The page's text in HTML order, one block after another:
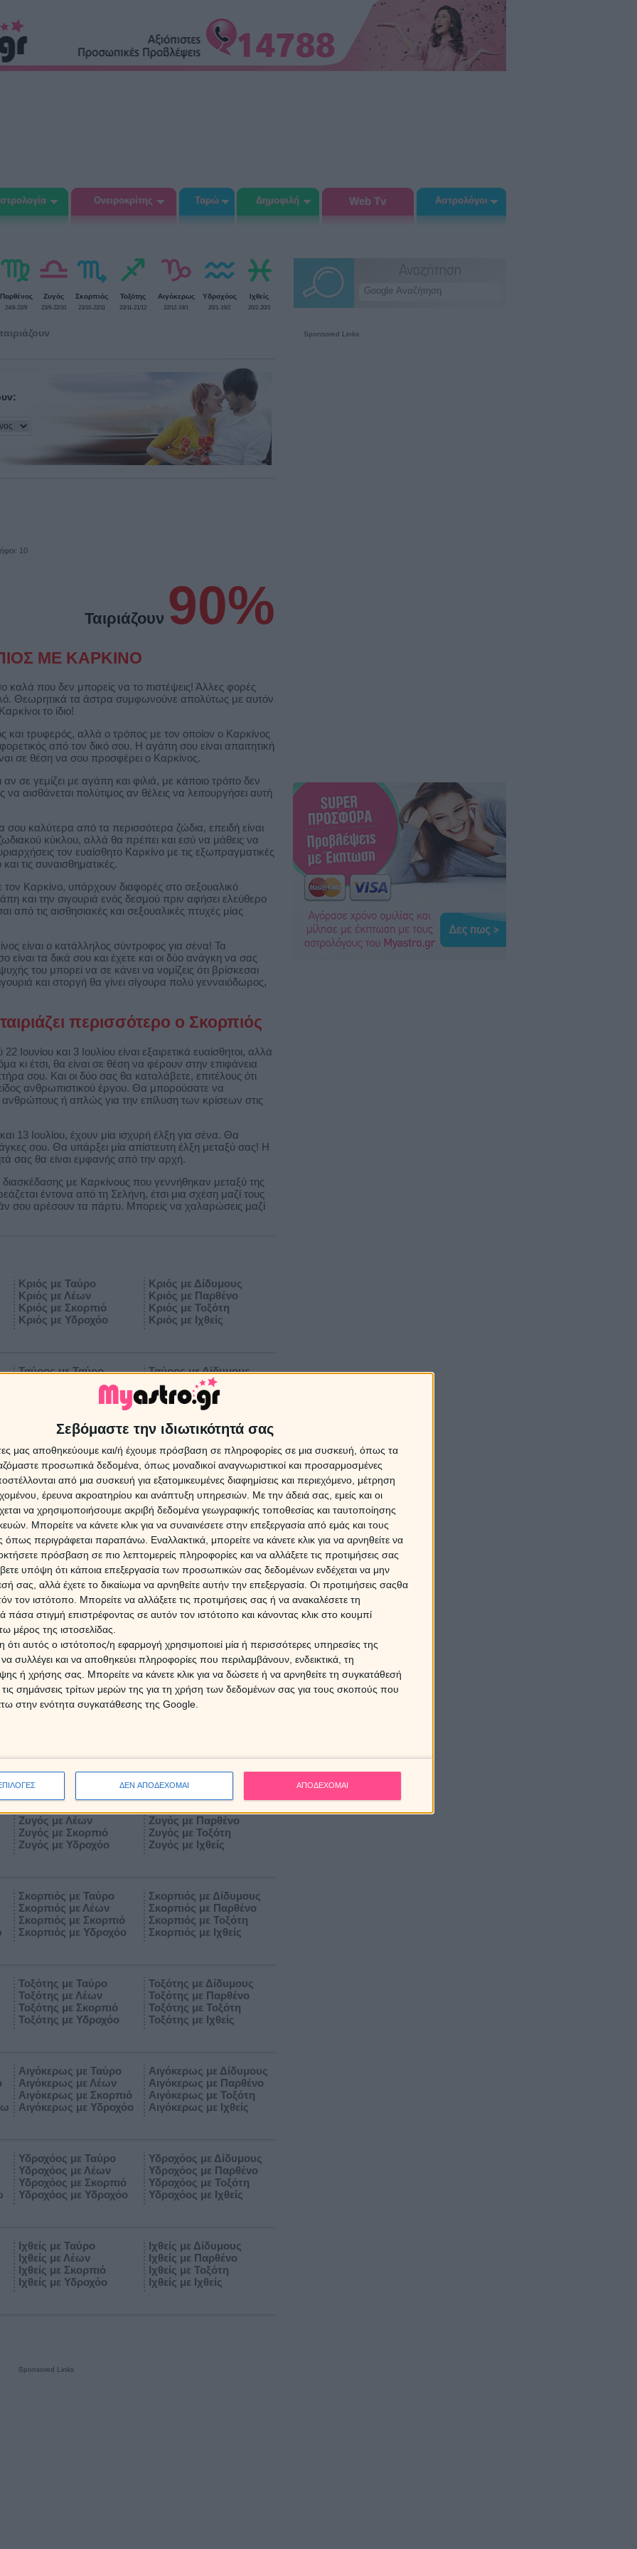
Σεβόμαστε την ιδιωτικότητά σας
μας αποθηκεύουμε και/ή έχουμε πρόσβαση σε πληροφορίες σε μια συσκευή, όπως τα
προσωπικά δεδομένα, όπως μοναδικοί αναγνωριστικοί και προσαρμοσμένες
από μια συσκευή για εξατομικευμένες διαφημίσεις και περιεχόμενο, μέτρηση
έρευνα ακροατηρίου και ανάπτυξη υπηρεσιών. Με την άδειά σας, εμείς και οι
να χρησιμοποιήσουμε ακριβή δεδομένα γεωγραφικής τοποθεσίας και ταυτοποίησης
Μπορείτε να κάνετε κλικ για να συναινέσετε στην επεξεργασία από εμάς και τους
περιγράφεται παραπάνω. Εναλλακτικά, μπορείτε να κάνετε κλικ για να αρνηθείτε να
πρόσβαση σε πιο λεπτομερείς πληροφορίες και να αλλάξετε τις προτιμήσεις σας
υπόψη ότι κάποια επεξεργασία των προσωπικών σας δεδομένων ενδέχεται να μην
σας, αλλά έχετε το δικαίωμα να αρνηθείτε αυτήν την επεξεργασία. Οι προτιμήσεις σαςθα
τον ιστότοπο. Μπορείτε να αλλάξετε τις προτιμήσεις σας ή να ανακαλέσετε τη
στιγμή επιστρέφοντας σε αυτόν τον ιστότοπο και κάνοντας κλικ στο κουμπί
μέρος της ιστοσελίδας.
αυτός ο ιστότοπος/η εφαρμογή χρησιμοποιεί μία ή περισσότερες υπηρεσίες της
συλλέγει και να αποθηκεύει πληροφορίες που περιλαμβάνουν, ενδεικτικά, τη
ή χρήσης σας. Μπορείτε να κάνετε κλικ για να δώσετε ή να αρνηθείτε τη συγκατάθεσή
σημάνσεις τρίτων μερών της για τη χρήση των δεδομένων σας για τους σκοπούς που
στην ενότητα συγκατάθεσης της Google.
ΔΕΝ ΑΠΟΔΕΧΟΜΑΙ ΑΠΟΔΕΧΟΜΑΙ
Ονειροκρίτης Ταρώ Δημοφιλή Web Tv Αστρολόγοι
Παρθένος
24/8-22/9
Ζυγός
23/9-22/10
Σκορπιός
23/10-22/11
Τοξότης
23/11-21/12
Αιγόκερως
22/12-19/1
Υδροχόος
20/1-19/2
Ιχθείς
20/2-20/3
10
Ταιριάζουν 90%
ΜΕ ΚΑΡΚΙΝΟ
καλά που δεν μπορείς να το πιστέψεις! Άλλες φορές
Θεωρητικά τα άστρα συμφωνούνε απολύτως με αυτόν
το ίδιο!
και τρυφερός, αλλά ο τρόπος με τον οποίον ο Καρκίνος
από τον δικό σου. Η αγάπη σου είναι απαιτητική
σε θέση να σου προσφέρει ο Καρκίνος.
σε γεμίζει με αγάπη και φιλιά, με κάποιο τρόπο δεν
να αισθάνεται πολύτιμος αν θέλεις να λειτουργήσει αυτή
σου καλύτερα από τα περισσότερα ζώδια, επειδή είναι
κύκλου, αλλά θα πρέπει και εσύ να μάθεις να
τον ευαίσθητο Καρκίνο με τις εξωπραγματικές
τις συναισθηματικές.
τον Καρκίνο, υπάρχουν διαφορές στο σεξουαλικό
και την σιγουριά ενός δεσμού πριν αφήσει ελεύθερο
από τις αισθησιακές και σεξουαλικές πτυχές μίας
είναι ο κατάλληλος σύντροφος για σένα! Τα
είναι τα δικά σου και έχετε και οι δύο ανάγκη να σας
του μπορεί να σε κάνει να νομίζεις ότι βρίσκεσαι
και στοργή θα γίνει σίγουρα πολύ γενναιόδωρος,
περισσότερο ο Σκορπιός
Ιουνίου και 3 Ιουλίου είναι εξαιρετικά ευαίσθητοι, αλλά
κι έτσι, θα είναι σε θέση να φέρουν στην επιφάνεια
σου. Και οι δύο σας θα καταλάβετε, επιτέλους ότι
ανθρωπιστικού έργου. Θα μπορούσατε να
ή απλώς για την επίλυση των κρίσεων στις
13 Ιουλίου, έχουν μία ισχυρή έλξη για σένα. Θα
σου. Θα υπάρξει μία απίστευτη έλξη μεταξύ σας! Η
σας θα είναι εμφανής από την αρχή.
διασκέδασης με Καρκίνους που γεννήθηκαν μεταξύ της
έντονα από τη Σελήνη, έτσι μια σχέση μαζί τους
σου αρέσουν τα πάρτυ. Μπορείς να χαλαρώσεις μαζί
Κριός με Ταύρο
Κριός με Λέων
Κριός με Σκορπιό
Κριός με Υδροχόο
Κριός με Δίδυμους
Κριός με Παρθένο
Κριός με Τοξότη
Κριός με Ιχθείς
Ταύρος με Ταύρο
Ταύρος με Σκορπιό
Ταύρος με Υδροχόο
Ταύρος με Δίδυμους
Ταύρος με Παρθένο
Ταύρος με Τοξότη
Ταύρος με Ιχθείς
Δίδυμοι με Ταύρο
Δίδυμοι με Λέων
Δίδυμοι με Σκορπιό
Δίδυμοι με Υδροχόο
Δίδυμοι με Δίδυμους
Δίδυμοι με Παρθένο
Δίδυμοι με Τοξότη
Δίδυμοι με Ιχθείς
Καρκίνος με Ταύρο
Καρκίνος με Λέων
Καρκίνος με Σκορπιό
Καρκίνος με Υδροχόο
Καρκίνος με Δίδυμους
Καρκίνος με Παρθένο
Καρκίνος με Τοξότη
Καρκίνος με Ιχθείς
Λέων με Ταύρο
Λέων με Λέων
Λέων με Σκορπιό
Λέων με Υδροχόο
Λέων με Παρθένο
Λέων με Τοξότη
Λέων με Ιχθείς
Παρθένος με Υδροχόο
Παρθένος με Ιχθείς
Ζυγός με Λέων
Ζυγός με Σκορπιό
Ζυγός με Υδροχόο
Ζυγός με Παρθένο
Ζυγός με Τοξότη
Ζυγός με Ιχθείς
Σκορπιός με Ταύρο
Σκορπιός με Λέων
Σκορπιός με Σκορπιό
Σκορπιός με Υδροχόο
Σκορπιός με Δίδυμους
Σκορπιός με Παρθένο
Σκορπιός με Τοξότη
Σκορπιός με Ιχθείς
Τοξότης με Ταύρο
Τοξότης με Λέων
Τοξότης με Σκορπιό
Τοξότης με Υδροχόο
Τοξότης με Δίδυμους
Τοξότης με Παρθένο
Τοξότης με Τοξότη
Τοξότης με Ιχθείς
Αιγόκερως με Ταύρο
Αιγόκερως με Λέων
Αιγόκερως με Σκορπιό
Αιγόκερως με Υδροχόο
Αιγόκερως με Δίδυμους
Αιγόκερως με Παρθένο
Αιγόκερως με Τοξότη
Αιγόκερως με Ιχθείς
Υδροχόος με Ταύρο
Υδροχόος με Λέων
Υδροχόος με Σκορπιό
Υδροχόος με Υδροχόο
Υδροχόος με Δίδυμους
Υδροχόος με Παρθένο
Υδροχόος με Τοξότη
Υδροχόος με Ιχθείς
Ιχθείς με Ταύρο
Ιχθείς με Λέων
Ιχθείς με Σκορπιό
Ιχθείς με Υδροχόο
Ιχθείς με Δίδυμους
Ιχθείς με Παρθένο
Ιχθείς με Τοξότη
Ιχθείς με Ιχθείς
Sponsored Links
Sponsored Links